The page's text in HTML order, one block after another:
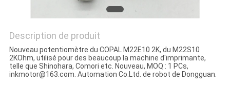
Description de produit
Nouveau potentiomètre du COPAL M22E10 2K, du M22S10
2KOhm, utilisé pour des beaucoup la machine d'imprimante,
telle que Shinohara, Comori etc. Nouveau, MOQ : 1 PCs,
inkmotor@163.com. Automation Co.Ltd. de robot de Dongguan.